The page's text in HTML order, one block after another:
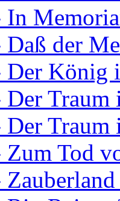
In
der
Der König
Traum
Traum
Tod